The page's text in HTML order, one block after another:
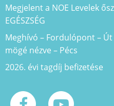
Megjelent a NOE Levelek
EGÉSZSÉG
Meghívó – Fordulópont –
mögé nézve – Pécs
2026. évi tagdíj befizetése